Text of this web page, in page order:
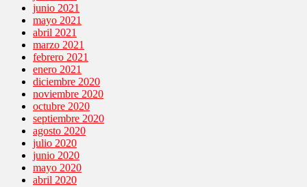
junio 2021
mayo 2021
abril 2021
marzo 2021
febrero 2021
enero 2021
diciembre 2020
noviembre 2020
octubre 2020
septiembre 2020
agosto 2020
julio 2020
junio 2020
mayo 2020
abril 2020